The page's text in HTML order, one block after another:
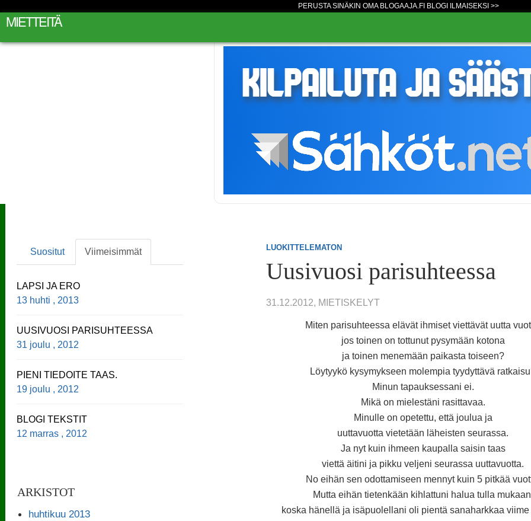
PERUSTA SINÄKIN OMA BLOGAAJA.FI BLOGI ILMAISEKSI >>
MIETTEITÄ
LUOKITTELEMATON
Uusivuosi parisuhteessa
31.12.2012, MIETISKELYT
Miten parisuhteessa elävät ihmiset viettävät uutta
jos toinen on tottunut pysymään kotona
ja toinen menemään paikasta toiseen?
Löytyykö kysymykseen molempia tyydyttävä
Minun tapauksessani ei.
Mikä on mielestäni rasittavaa.
Minulle on opetettu, että joulua ja
uuttavuotta vietetään läheisten seurassa.
Ja nyt kuin ihmeen kaupalla saisin taas
viettä äitini ja pikku veljeni seurassa uuttavuotta.
No eihän sen odottamiseen mennyt kuin 5 pitkää
Mutta eihän tietenkään kihlattuni halua tulla
koska hänellä ja isäpuolellani oli pientä sanaharkkaa
Suositut Viimeisimmät
LAPSI JA ERO
13 huhti , 2013
UUSIVUOSI PARISUHTEESSA
31 joulu , 2012
PIENI TIEDOITE TAAS.
19 joulu , 2012
BLOGI TEKSTIT
12 marras , 2012
ARKISTOT
huhtikuu 2013